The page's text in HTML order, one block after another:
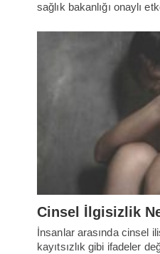
sağlık bakanlığı onaylı
Cinsel İlgisizlik
İnsanlar arasında cinsel
kayıtsızlık gibi ifadeler